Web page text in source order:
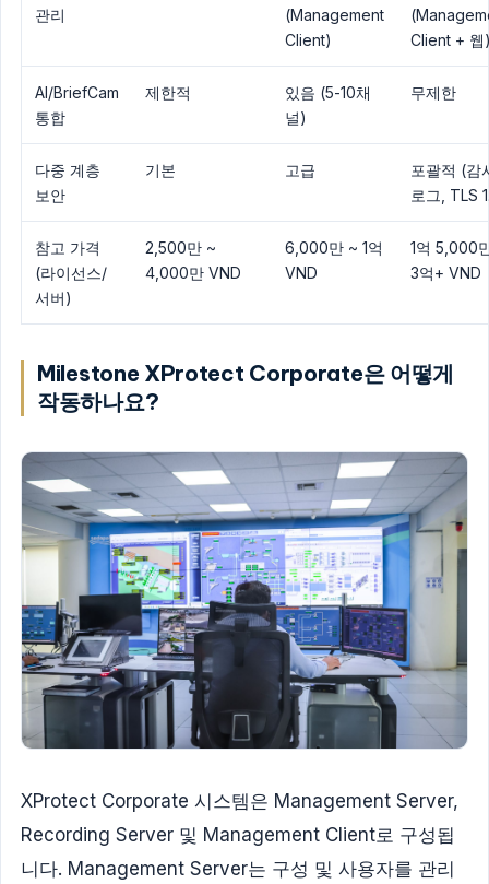
관리
(Management
Client)
Client + 웹
AI/BriefCam
통합
제한적
있음 (5-10채
널)
무제한
다중 계층
보안
기본 고급
포괄적 (감
로그, TLS
참고 가격
(라이선스/
서버)
2,500만 ~
4,000만 VND
6,000만 ~ 1억
VND
1억 5,000
3억+ VND
Milestone XProtect Corporate은 어떻게
작동하나요?
XProtect Corporate 시스템은 Management Server,
Recording Server 및 Management Client로 구성됩
니다. Management Server는 구성 및 사용자를 관리